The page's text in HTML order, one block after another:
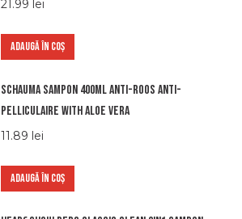
21.99 lei
ADAUGĂ ÎN COȘ
Schauma sampon 400ml anti-roos anti-
pelliculaire with aloe vera
11.89 lei
ADAUGĂ ÎN COȘ